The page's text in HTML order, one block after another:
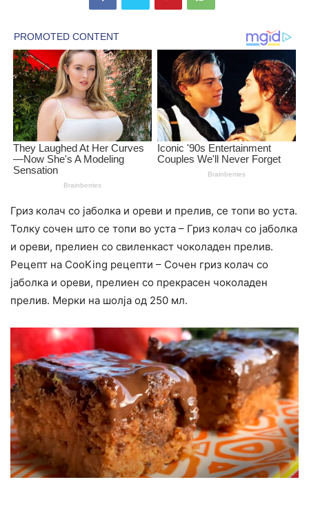
Гриз колач со јаболка и ореви и прелив, се топи во уста.
Толку сочен што се топи во уста – Гриз колач со јаболка
и ореви, прелиен со свиленкаст чоколаден прелив.
Рецепт на CooKing рецепти – Сочен гриз колач со
јаболка и ореви, прелиен со прекрасен чоколаден
прелив. Мерки на шолја од 250 мл.